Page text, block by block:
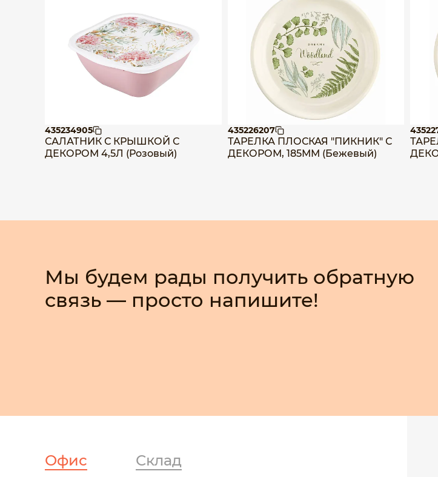
435234905
САЛАТНИК С КРЫШКОЙ С
ДЕКОРОМ 4,5Л (Розовый)
435226207
ТАРЕЛКА ПЛОСКАЯ "ПИКНИК" С
ДЕКОРОМ, 185ММ (Бежевый)
Мы будем рады получить обратную
связь — просто напишите!
Офис Склад